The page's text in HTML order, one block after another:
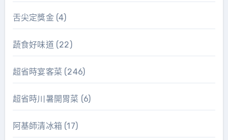
舌尖定獎金(4)
蔬食好味道 (22)
超省時宴客菜 (246)
超省時川暑開胃菜 (6)
阿基師清冰箱(17)